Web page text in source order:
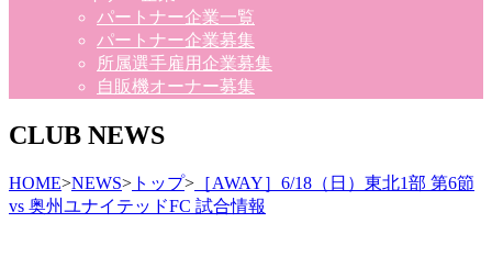
パートナー企業一覧
パートナー企業募集
所属選手雇用企業募集
自販機オーナー募集
CLUB NEWS
HOME>NEWS> トップ> ［AWAY］6/18（日）東北1部 第6節
vs 奥州ユナイテッドFC 試合情報